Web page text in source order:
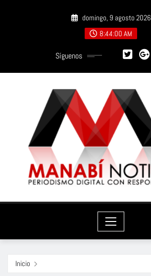
domingo, 9 agosto 2026
8:44:01 AM
Síguenos
Inicio